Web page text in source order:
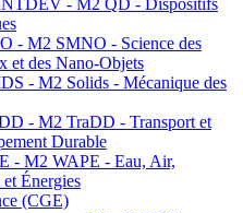
- M2 QD - Dispositifs
- M2 SMNO - Science des
et des Nano-Objets
- M2 Solids - Mécanique des
- M2 TraDD - Transport et
Durable
- M2 WAPE - Eau, Air,
Énergies
(CGE)